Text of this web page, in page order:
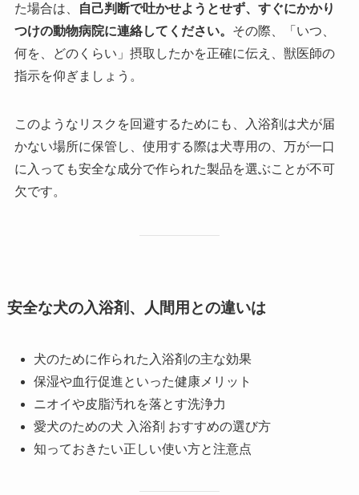
た場合は、
自己判断で吐かせようとせず、すぐにかかり
つけの動物病院に連絡してください。 その際、「いつ、
何を、どのくらい」摂取したかを正確に伝え、獣医師の
指示を仰ぎましょう。
このようなリスクを回避するためにも、入浴剤は犬が届
かない場所に保管し、使用する際は犬専用の、万が一口
に入っても安全な成分で作られた製品を選ぶことが不可
欠です。
安全な犬の入浴剤、人間用との違いは
犬のために作られた入浴剤の主な効果
保湿や血行促進といった健康メリット
ニオイや皮脂汚れを落とす洗浄力
愛犬のための犬 入浴剤 おすすめの選び方
知っておきたい正しい使い方と注意点